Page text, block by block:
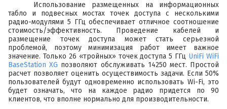
Использование размещенных на информационных
табло и подвесных мостах точек доступа с несколькими
радио-модулями 5 ГГц обеспечивает отличное соотношение
стоимость/эффективность. Проведение кабелей и
размещение точек доступа может стать серьезной
проблемой, поэтому минимизация работ имеет важное
значение. Только 26 «тройных» точек доступа 5 ГГц UniFi WiFi
BaseStation XG позволяют обслуживать 14250 мест. Простой
расчет позволяет оценить осуществимость задачи. Если 50%
пользователей будут одновременно использовать Wi-Fi, это
будет означать, что на каждое радио придется по 90
клиентов, что вполне нормально для производительности.